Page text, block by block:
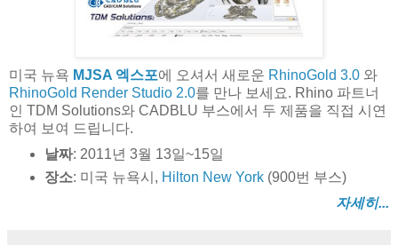
미국 뉴욕 MJSA 엑스포에 오셔서 새로운 RhinoGold 3.0 와
RhinoGold Render Studio 2.0를 만나 보세요. Rhino 파트너
인 TDM Solutions와 CADBLU 부스에서 두 제품을 직접 시연
하여 보여 드립니다.
날짜: 2011년 3월 13일~15일
장소: 미국 뉴욕시, Hilton New York(900번 부스)
자세히...